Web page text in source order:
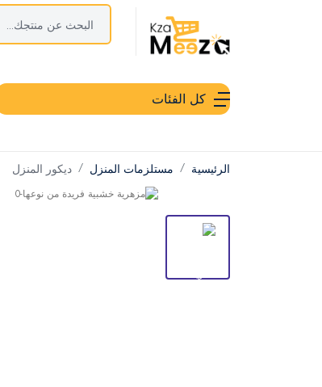
كل الفئات
الرئيسية مستلزمات المنزل ديكور المنزل